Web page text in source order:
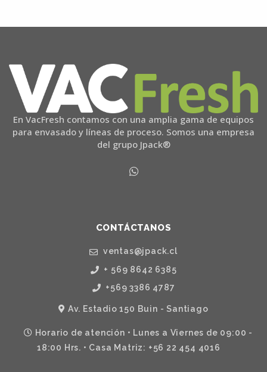
En VacFresh contamos con una amplia gama de equipos
para envasado y líneas de proceso. Somos una empresa
del grupo Jpack®
CONTÁCTANOS
ventas@jpack.cl
+ 569 8642 6385
+569 3386 4787
Av. Estadio 150 Buin - Santiago
Horario de atención • Lunes a Viernes de 09:00 -
18:00 Hrs. • Casa Matriz: +56 22 454 4016